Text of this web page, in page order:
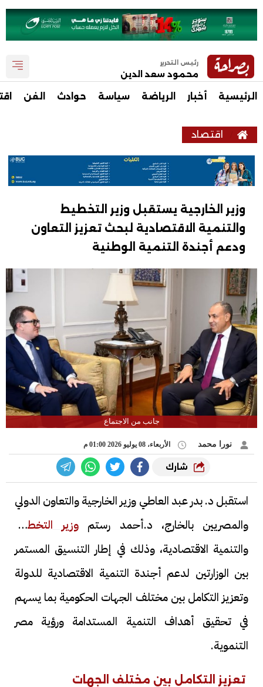
رئيس التحرير
محمود سعد الدين
الرئيسية أخبار الرياضة سياسة حوادث الفن
اقتصاد
وزير الخارجية يستقبل وزير التخطيط
والتنمية الاقتصادية لبحث تعزيز التعاون
ودعم أجندة التنمية الوطنية
جانب من الاجتماع
نورا محمد الأربعاء، 08 يوليو 2026 01:00 م
شارك
استقبل د. بدر عبد العاطي وزير الخارجية والتعاون الدولي
والمصريين بالخارج، د.أحمد رستم وزير التخطيط
والتنمية الاقتصادية، وذلك في إطار التنسيق المستمر
بين الوزارتين لدعم أجندة التنمية الاقتصادية للدولة
وتعزيز التكامل بين مختلف الجهات الحكومية بما يسهم
في تحقيق أهداف التنمية المستدامة ورؤية مصر
التنموية.
تعزيز التكامل بين مختلف الجهات